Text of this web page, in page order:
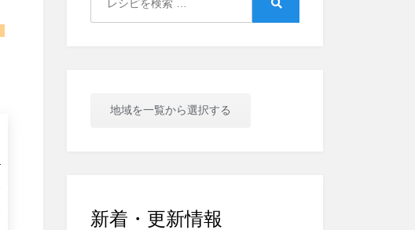
地域を一覧から選択する
新着・更新情報